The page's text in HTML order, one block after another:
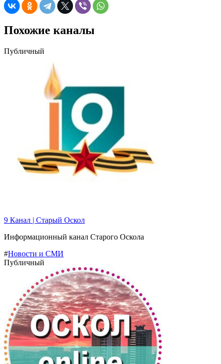
Похожие каналы
Публичный
9 Канал | Старый Оскол
Информационный канал Старого Оскола
#Новости и СМИ
Публичный